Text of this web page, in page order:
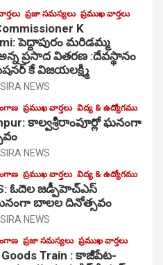
ప్రజా సమస్యలు ప్రముఖ వార్తలు
K
పెద్దాపురం మరిడమ్మ
ప్రసాద వితరణ :దేవస్థానం
కే విజయలక్ష్మి
SIRA NEWS
ప్రముఖ వార్తలు విద్య & ఉద్యోగము
కాల్వశ్రీరాంపూర్లో ఘనంగా
SIRA NEWS
ప్రముఖ వార్తలు విద్య & ఉద్యోగము
ఓదెల జ‌డ్పీహెచ్ఎస్
బాలల దినోత్సవం
SIRA NEWS
ప్రజా సమస్యలు ప్రముఖ వార్తలు
Goods Train : కాజీపేట-